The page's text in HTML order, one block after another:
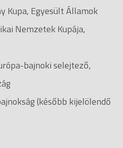
Kupa, Egyesült Államok
Nemzetek Kupája,
bajnoki selejtező,
(később kijelölendő